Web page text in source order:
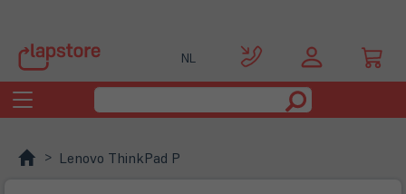
NL
Toggle
navigation
Lenovo ThinkPad P